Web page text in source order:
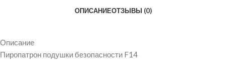
ОПИСАНИЕОТЗЫВЫ (0)
Описание
Пиропатрон подушки безопасности F14